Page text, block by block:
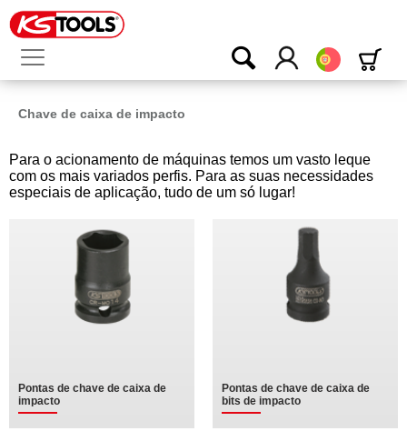
Português
Chave de caixa de impacto
Para o acionamento de máquinas temos um vasto leque
com os mais variados perfis. Para as suas necessidades
especiais de aplicação, tudo de um só lugar!
Pontas de chave de caixa de
impacto
Pontas de chave de caixa de
bits de impacto